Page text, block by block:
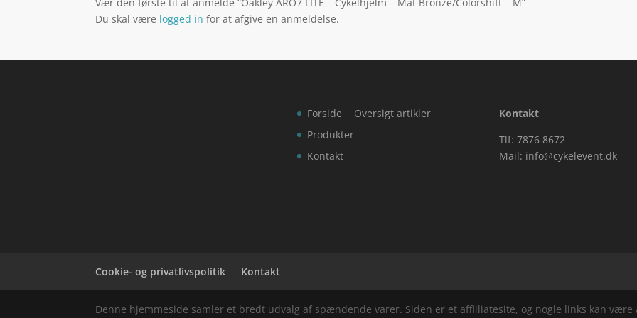
Du skal være logged in for at afgive en anmeldelse.
Forside
Produkter
Kontakt
Oversigt artikler
Kontakt
Tlf: 7876 8672
Mail: info@cykelevent.dk
Cookie- og privatlivspolitik Kontakt
Denne hjemmeside samler et bredt udvalg af spændende varer. Siden er et affiiliatesite, og nogle links kan være